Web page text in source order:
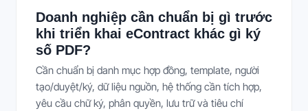
Doanh nghiệp cần chuẩn bị gì trước
khi triển khai eContract khác gì ký
số PDF?
Cần chuẩn bị danh mục hợp đồng, template, người
tạo/duyệt/ký, dữ liệu nguồn, hệ thống cần tích hợp,
yêu cầu chữ ký, phân quyền, lưu trữ và tiêu chí